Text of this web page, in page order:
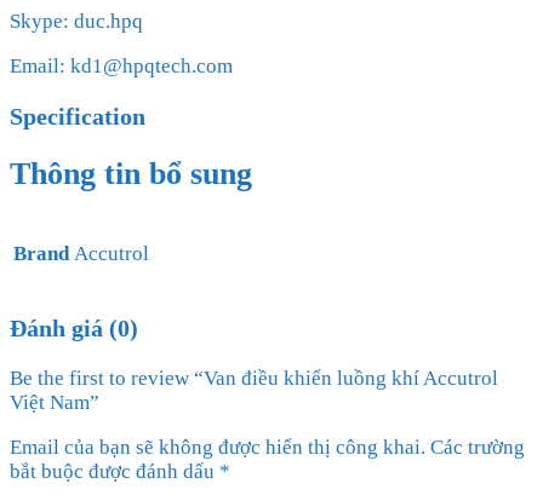
Skype: duc.hpq
Email: kd1@hpqtech.com
Specification
Thông tin bổ sung
Brand Accutrol
Đánh giá (0)
Be the first to review “Van điều khiển luồng khí Accutrol
Việt Nam”
Email của bạn sẽ không được hiển thị công khai. Các trường
bắt buộc được đánh dấu *